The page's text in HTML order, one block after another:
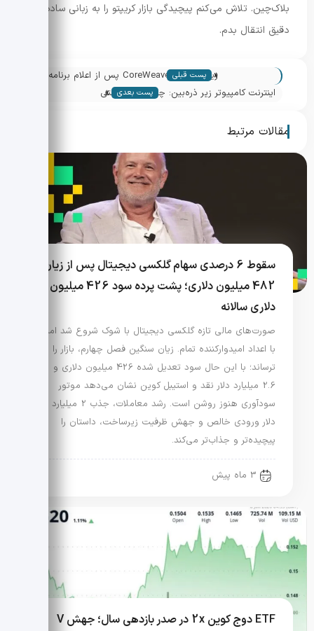
بلاک‌چین. تلاش می‌کنم پیچیدگی بازار کریپتو را به زبانی ساده و
دقیق انتقال بدم.
« پست قبلی
میلیارد دلاری; آیا اوراق قابل تبدیل راه نجات
اینترنت کامپیوتر زیر ذره‌بین: چرا تثبیت قیمتی
پست بعدی »
مقالات مرتبط
سقوط 6 درصدی سهام گلکسی دیجیتال پس از زیان
482 میلیون دلاری؛ پشت پرده سود 426 میلیون
دلاری سالانه
صورت‌های مالی تازه گلکسی دیجیتال با شوک شروع شد اما
با اعداد امیدوارکننده تمام. زیان سنگین فصل چهارم، بازار را
ترساند؛ با این حال سود تعدیل شده 426 میلیون دلاری و
2.6 میلیارد دلار نقد و استیبل کوین نشان می‌دهد موتور
سودآوری هنوز روشن است. رشد معاملات، جذب 2 میلیارد
دلار ورودی خالص و جهش ظرفیت زیرساخت، داستان را
پیچیده‌تر و جذاب‌تر می‌کند.
3 ماه پیش
ETF دوج کوین 2x در صدر بازدهی سال؛ جهش V